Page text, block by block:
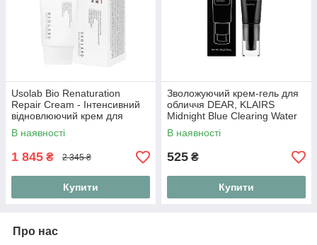
Usolab Bio Renaturation
Repair Cream - Інтенсивний
відновлюючий крем для
обличчя, 50 мл
В наявності
1 845 ₴ 2 345 ₴
Купити
Зволожуючий крем-гель для
обличчя DEAR, KLAIRS
Midnight Blue Clearing Water
Cream 20 г
В наявності
525 ₴
Купити
Про нас